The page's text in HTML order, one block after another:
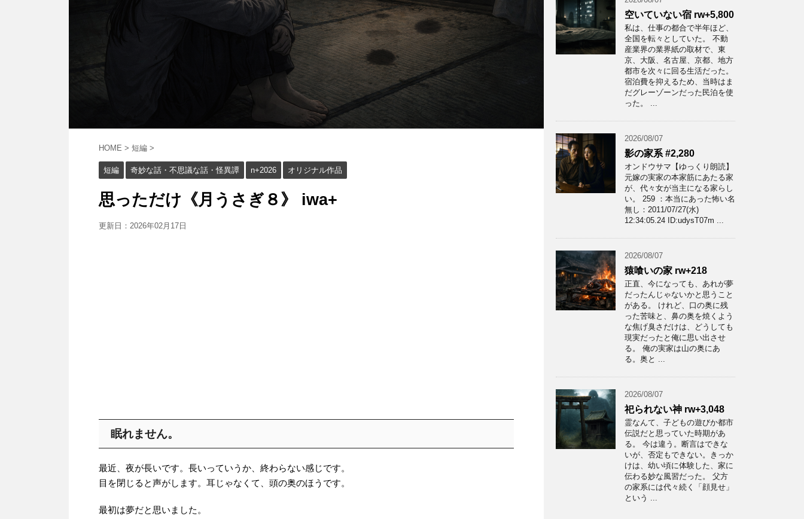
HOME > 短編 >
短編 奇妙な話・不思議な話・怪異譚 n+2026 オリジナル作品
思っただけ《月うさぎ８》 iwa+
更新日： 2026年02月17日
眠れません。
最近、夜が長いです。長いっていうか、終わらない感じです。
目を閉じると声がします。耳じゃなくて、頭の奥のほうです。
最初は夢だと思いました。
空いていない宿 rw+5,800
私は、仕事の都合で半年ほど、
全国を転々としていた。 不動
産業界の業界紙の取材で、東
京、大阪、名古屋、京都、地方
都市を次々に回る生活だった。
宿泊費を抑えるため、当時はま
だグレーゾーンだった民泊を使
った。 ...
2026/08/07
影の家系 #2,280
オンドウサマ【ゆっくり朗読】
元嫁の実家の本家筋にあたる家
が、代々女が当主になる家らし
い。 259 ：本当にあった怖い名
無し：2011/07/27(水)
12:34:05.24 ID:udysT07m ...
2026/08/07
猿喰いの家 rw+218
正直、今になっても、あれが夢
だったんじゃないかと思うこと
がある。 けれど、口の奥に残
った苦味と、鼻の奥を焼くよう
な焦げ臭さだけは、どうしても
現実だったと俺に思い出させ
る。 俺の実家は山の奥にあ
る。奥と ...
2026/08/07
祀られない神 rw+3,048
霊なんて、子どもの遊びか都市
伝説だと思っていた時期があ
る。 今は違う。断言はできな
いが、否定もできない。きっか
けは、幼い頃に体験した、家に
伝わる妙な風習だった。 父方
の家系には代々続く「顔見せ」
という ...